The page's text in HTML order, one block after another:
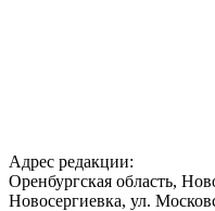
Адрес редакции:
Оренбургская область,
Новосергиевка, ул.